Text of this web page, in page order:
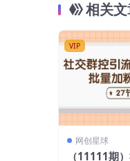
相关
VIP
网创星球
（11111期